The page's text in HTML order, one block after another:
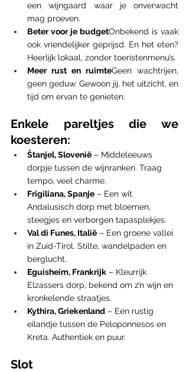
een wijngaard waar je onverwacht
mag proeven.
Beter voor je budgetOnbekend is vaak
ook vriendelijker geprijsd. En het eten?
Heerlijk lokaal, zonder toeristenmenu’s.
Meer rust en ruimteGeen wachtrijen,
geen geduw. Gewoon jij, het uitzicht, en
tijd om ervan te genieten.
Enkele pareltjes die we
koesteren:
Štanjel, Slovenië – Middeleeuws
dorpje tussen de wijnranken. Traag
tempo, veel charme.
Frigiliana, Spanje – Een wit
Andalusisch dorp met bloemen,
steegjes en verborgen tapasplekjes.
Val di Funes, Italië – Een groene vallei
in Zuid-Tirol. Stilte, wandelpaden en
berglucht.
Eguisheim, Frankrijk – Kleurrijk
Elzassers dorp, bekend om z’n wijn en
kronkelende straatjes.
Kythira, Griekenland – Een rustig
eilandje tussen de Peloponnesos en
Kreta. Authentiek en puur.
Slot